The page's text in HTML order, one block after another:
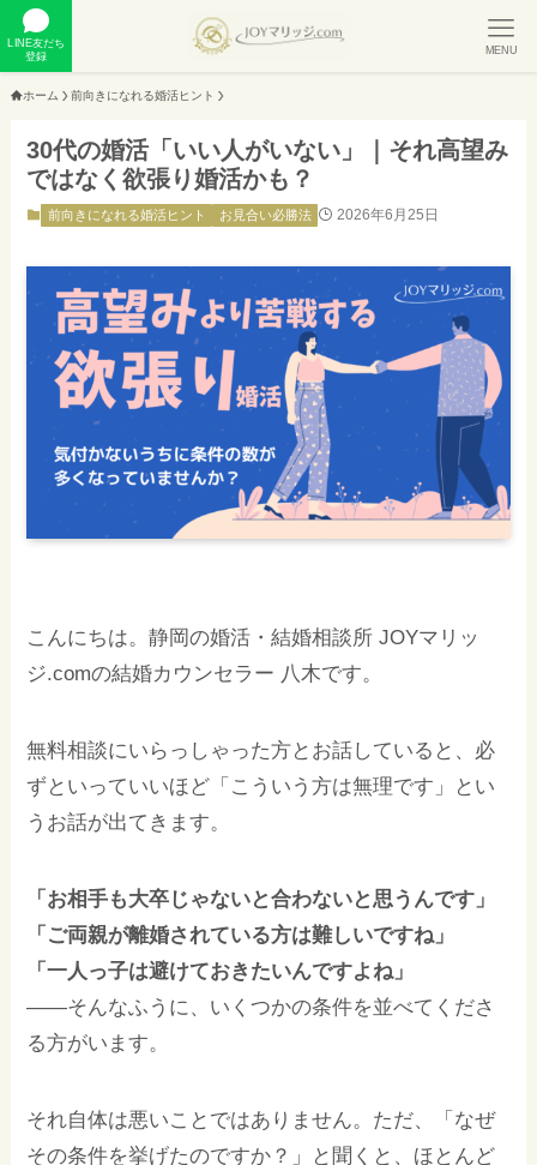
LINE友だち
登録
MENU
ホーム 前向きになれる婚活ヒント
30代の婚活「いい人がいない」｜それ高望み
ではなく欲張り婚活かも？
前向きになれる婚活ヒント お見合い必勝法 2026年6月25日
こんにちは。静岡の婚活・結婚相談所 JOYマリッ
ジ.comの結婚カウンセラー 八木です。
無料相談にいらっしゃった方とお話していると、必
ずといっていいほど「こういう方は無理です」とい
うお話が出てきます。
「お相手も大卒じゃないと合わないと思うんです」
「ご両親が離婚されている方は難しいですね」
「一人っ子は避けておきたいんですよね」
——そんなふうに、いくつかの条件を並べてくださ
る方がいます。
それ自体は悪いことではありません。ただ、「なぜ
その条件を挙げたのですか？」と聞くと、ほとんど